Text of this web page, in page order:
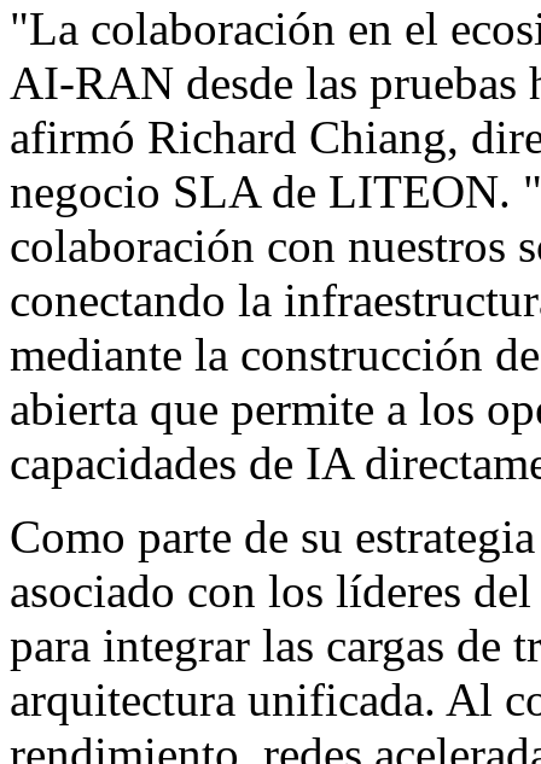
"La colaboración en el
AI-RAN desde las pruebas
afirmó Richard Chiang,
negocio SLA de LITEON.
colaboración con nuestros
conectando la
mediante la construcción
abierta que permite a los
capacidades de IA
Como parte de su
asociado con los líderes
para integrar las cargas de
arquitectura unificada. Al
rendimiento, redes